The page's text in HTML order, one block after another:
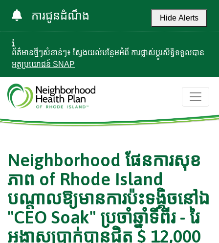
ការជូនដំណឹង Hide Alerts
ព័ត៌មានថ្មីៗសំខាន់ៗ៖ ស្វែងយល់បន្ថែមអំពី ការផ្លាស់ប្តូរសិទ្ធិទទួលបាន
អត្ថប្រយោជន៍ SNAP
Neighborhood ផែនការសុខ
ភាព of Rhode Island
បណ្តាលឱ្យមានការប៉ះទង្គិចនៅឯ
"CEO Soak" ប្រចាំឆ្នាំទីពីរ - រៃ
អង្គាសប្រាក់បានជិត $ 12,000